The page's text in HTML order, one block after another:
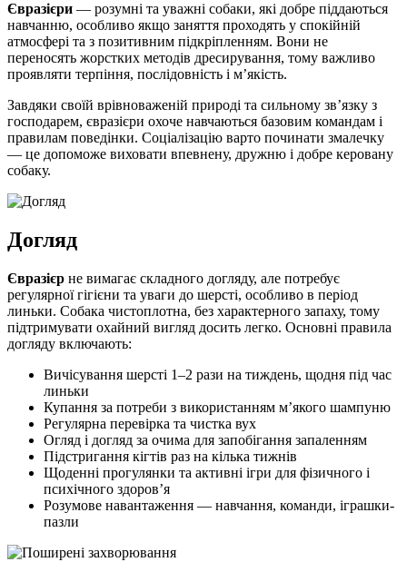
Євразієри — розумні та уважні собаки, які добре піддаються
навчанню, особливо якщо заняття проходять у спокійній
атмосфері та з позитивним підкріпленням. Вони не
переносять жорстких методів дресирування, тому важливо
проявляти терпіння, послідовність і м’якість.
Завдяки своїй врівноваженій природі та сильному зв’язку з
господарем, євразієри охоче навчаються базовим командам і
правилам поведінки. Соціалізацію варто починати змалечку
— це допоможе виховати впевнену, дружню і добре керовану
собаку.
Догляд
Євразієр не вимагає складного догляду, але потребує
регулярної гігієни та уваги до шерсті, особливо в період
линьки. Собака чистоплотна, без характерного запаху, тому
підтримувати охайний вигляд досить легко. Основні правила
догляду включають:
Вичісування шерсті 1–2 рази на тиждень, щодня під час
линьки
Купання за потреби з використанням м’якого шампуню
Регулярна перевірка та чистка вух
Огляд і догляд за очима для запобігання запаленням
Підстригання кігтів раз на кілька тижнів
Щоденні прогулянки та активні ігри для фізичного і
психічного здоров’я
Розумове навантаження — навчання, команди, іграшки-
пазли